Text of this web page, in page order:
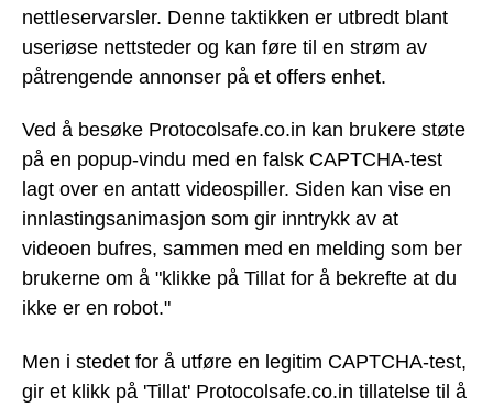
nettleservarsler. Denne taktikken er utbredt blant
useriøse nettsteder og kan føre til en strøm av
påtrengende annonser på et offers enhet.
Ved å besøke Protocolsafe.co.in kan brukere støte
på en popup-vindu med en falsk CAPTCHA-test
lagt over en antatt videospiller. Siden kan vise en
innlastingsanimasjon som gir inntrykk av at
videoen bufres, sammen med en melding som ber
brukerne om å "klikke på Tillat for å bekrefte at du
ikke er en robot."
Men i stedet for å utføre en legitim CAPTCHA-test,
gir et klikk på 'Tillat' Protocolsafe.co.in tillatelse til å